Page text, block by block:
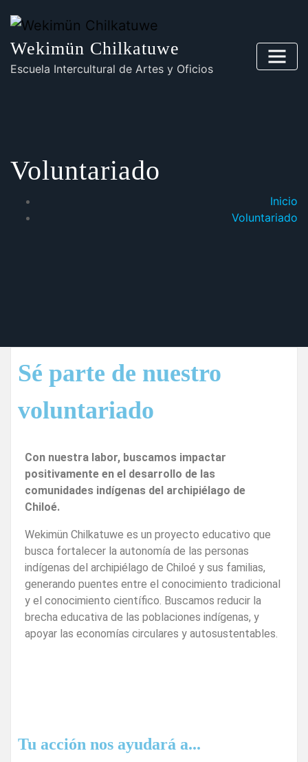
Wekimün Chilkatuwe
Escuela Intercultural de Artes y Oficios
Voluntariado
Inicio
Voluntariado
Sé parte de nuestro
voluntariado
Con nuestra labor, buscamos impactar
positivamente en el desarrollo de las
comunidades indígenas del archipiélago de
Chiloé.
Wekimün Chilkatuwe es un proyecto educativo que
busca fortalecer la autonomía de las personas
indígenas del archipiélago de Chiloé y sus familias,
generando puentes entre el conocimiento tradicional
y el conocimiento científico. Buscamos reducir la
brecha educativa de las poblaciones indígenas, y
apoyar las economías circulares y autosustentables.
Tu acción nos ayudará a...